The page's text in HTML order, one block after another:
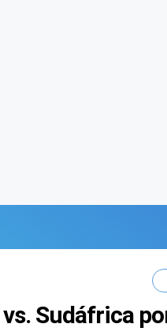
Sudáfrica